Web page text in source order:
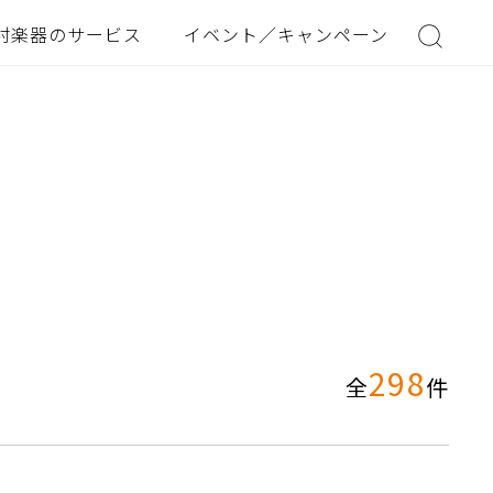
楽器のサービス イベント／キャンペーン
全298件